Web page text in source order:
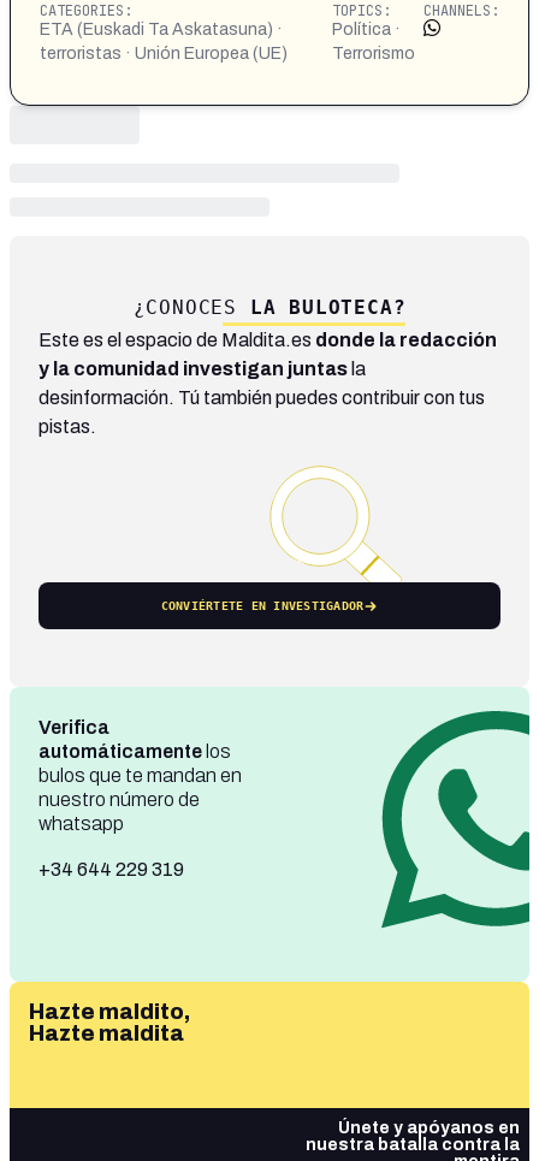
CATEGORIES:
ETA (Euskadi Ta Askatasuna) ·
terroristas · Unión Europea (UE)
TOPICS:
Política ·
Terrorismo
CHANNELS:
¿CONOCES LA BULOTECA?
Este es el espacio de Maldita.es donde la redacción
y la comunidad investigan juntas la
desinformación. Tú también puedes contribuir con tus
pistas.
CONVIÉRTETE EN INVESTIGADOR
Verifica
automáticamente los
bulos que te mandan en
nuestro número de
whatsapp
+34 644 229 319
Hazte maldito,
Hazte maldita
Únete y apóyanos en
nuestra batalla contra la